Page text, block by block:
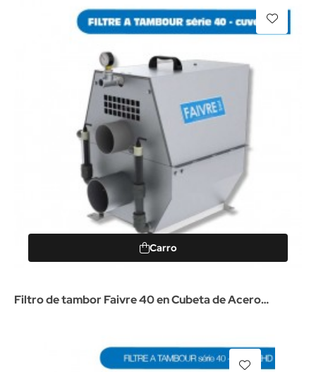
Carro
Filtro de tambor Faivre 40 en Cubeta de Acero